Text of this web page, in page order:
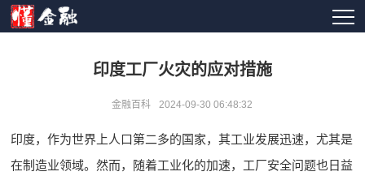
印度工厂火灾的应对措施
金融百科 2024-09-30 06:48:32
印度，作为世界上人口第二多的国家，其工业发展迅速，尤其是
在制造业领域。然而，随着工业化的加速，工厂安全问题也日益